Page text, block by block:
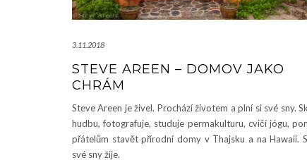
3.11.2018
STEVE AREEN – DOMOV JAKO
CHRÁM
Steve Areen je živel. Prochází životem a plní si své sny.
hudbu, fotografuje, studuje permakulturu, cvičí jógu,
přátelům stavět přírodní domy v Thajsku a na Hawaii.
své sny žije.